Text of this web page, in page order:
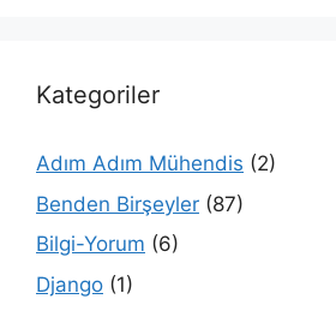
Kategoriler
Adım Adım Mühendis (2)
Benden Birşeyler (87)
Bilgi-Yorum (6)
Django (1)